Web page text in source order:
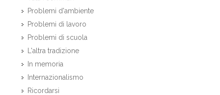
Problemi d'ambiente
Problemi di lavoro
Problemi di scuola
L'altra tradizione
In memoria
Internazionalismo
Ricordarsi